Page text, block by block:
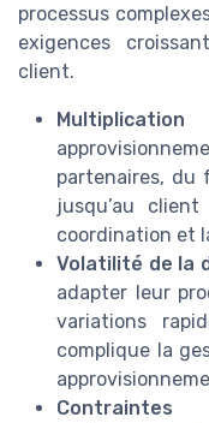
processus
exigences
client.
partenaires, du
jusqu’au
coordination et
Volatilité de la
adapter leur
variations
complique la